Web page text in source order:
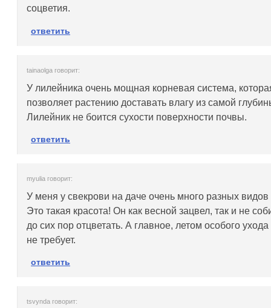
соцветия.
ответить
tainaolga говорит:
У лилейника очень мощная корневая система,
позволяет растению доставать влагу из самой
Лилейник не боится сухости поверхности почвы.
ответить
myulia говорит:
У меня у свекрови на даче очень много разных видов
Это такая красота! Он как весной зацвел, так и не
до сих пор отцветать. А главное, летом особого
не требует.
ответить
tsvynda говорит: